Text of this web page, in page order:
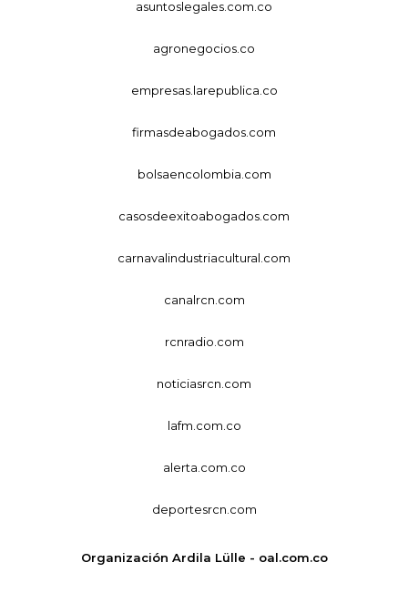
asuntoslegales.com.co
agronegocios.co
empresas.larepublica.co
firmasdeabogados.com
bolsaencolombia.com
casosdeexitoabogados.com
carnavalindustriacultural.com
canalrcn.com
rcnradio.com
noticiasrcn.com
lafm.com.co
alerta.com.co
deportesrcn.com
Organización Ardila Lülle - oal.com.co